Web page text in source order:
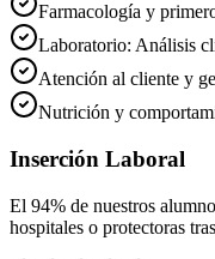
Farmacología y
Laboratorio: Análisis
Atención al cliente y
Nutrición y
Inserción Laboral
El 94% de nuestros
hospitales o protectoras